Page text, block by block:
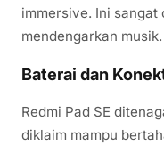
immersive. Ini
mendengarkan musik.
Baterai dan
Redmi Pad SE
diklaim mampu